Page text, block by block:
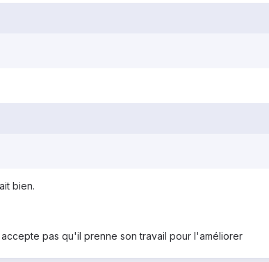
bien.
pas qu'il prenne son travail pour l'améliorer